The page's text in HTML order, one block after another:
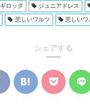
ギロック ジュニアドレス
悲しいワルツ 悲しいワ
シェアする